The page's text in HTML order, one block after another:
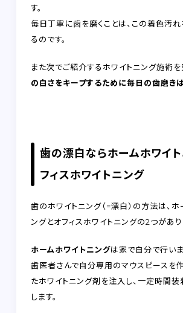
す。
毎日丁寧に歯を磨くことは、この着色汚
るのです。
また次でご紹介するホワイトニング施術を
の白さをキープするために毎日の歯磨きは
歯の漂白ならホームホワイ
フィスホワイトニング
歯のホワイトニング（=漂白）の方法は、ホ
ングとオフィスホワイトニングの2つがあり
ホームホワイトニングは家で自分で行いま
歯医者さんで自分専用のマウスピースを
たホワイトニング剤を注入し、一定時間
します。